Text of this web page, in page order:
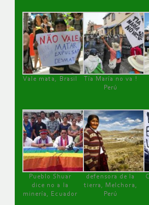
Vale mata, Brasil
Tía María no va !
Perú
Pueblo Shuar
dice no a la
minería, Ecuador
defensora de la
tierra, Melchora,
Perú